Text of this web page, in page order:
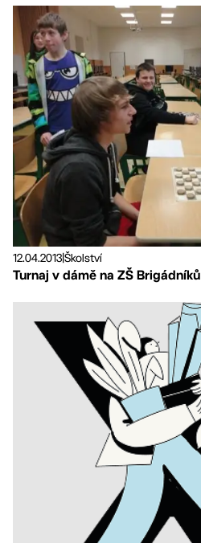
12.04.2013Školství
Turnaj v dámě na ZŠ Brigádníků